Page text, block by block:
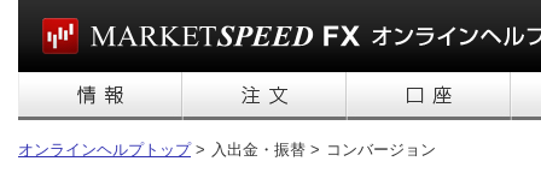
オンラインヘルプトップ> 入出金・振替 > コンバージョン